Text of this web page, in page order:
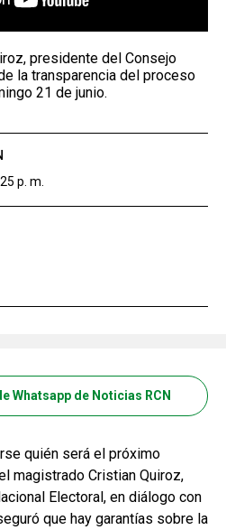
presidente del Consejo
la transparencia del proceso
21 de junio.
p. m.
Whatsapp de Noticias RCN
quién será el próximo
magistrado Cristian Quiroz,
Electoral, en diálogo con
que hay garantías sobre la